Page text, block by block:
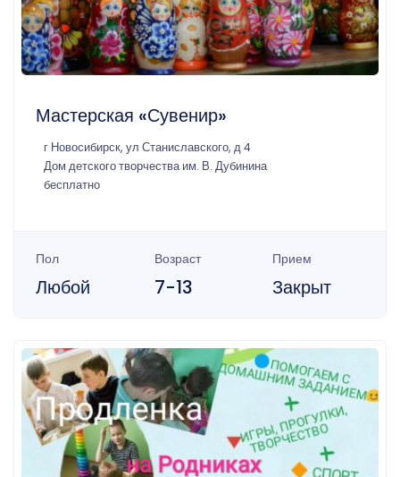
Мастерская «Сувенир»
г Новосибирск, ул Станиславского, д 4
Дом детского творчества им. В. Дубинина
бесплатно
Пол
Любой
Возраст
7-13
Прием
Закрыт